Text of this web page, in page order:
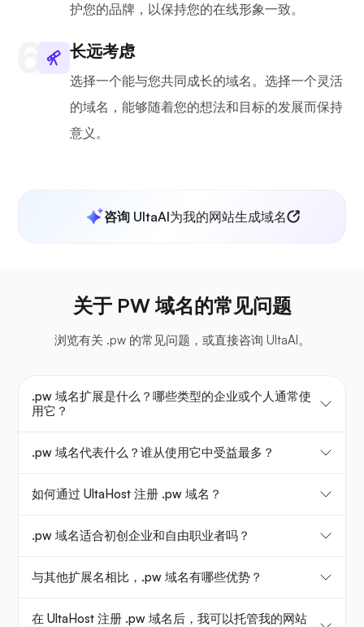
护您的品牌，以保持您的在线形象一致。
长远考虑
选择一个能与您共同成长的域名。选择一个灵活
的域名，能够随着您的想法和目标的发展而保持
意义。
咨询 UltaAI为我的网站生成域名
关于 PW 域名的常见问题
浏览有关 .pw 的常见问题，或直接咨询 UltaAI。
.pw 域名扩展是什么？哪些类型的企业或个人通常使
用它？
.pw 域名代表什么？谁从使用它中受益最多？
如何通过 UltaHost 注册 .pw 域名？
.pw 域名适合初创企业和自由职业者吗？
与其他扩展名相比，.pw 域名有哪些优势？
在 UltaHost 注册 .pw 域名后，我可以托管我的网站